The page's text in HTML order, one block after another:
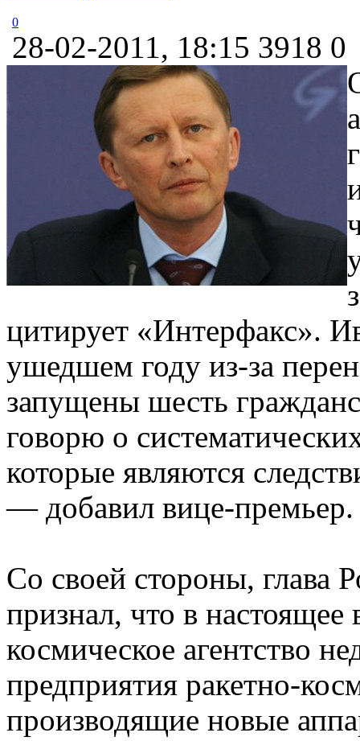
0
28-02-2011, 18:15 3918 0
цитирует «Интерфакс».
ушедшем году из-за
запущены шесть
говорю о
которые являются
— добавил вице-премьер.
Со своей стороны, глава
признал, что в
космическое агентство
предприятия ракетно-
производящие новые